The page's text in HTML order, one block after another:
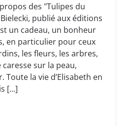
des "Tulipes du
Bielecki, publié aux éditions
un cadeau, un bonheur
en particulier pour ceux
les fleurs, les arbres,
sur la peau,
Toute la vie d’Elisabeth en
[...]